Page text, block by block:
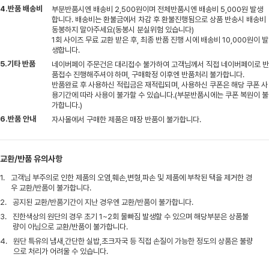
4.반품 배송비
부분반품시엔 배송비 2,500원이며 전체반품시엔 배송비 5,000원 발생
합니다. 배송비는 환불금에서 차감 후 환불진행됨으로 상품 반송시 배송비
동봉하지 말아주세요(동봉시 분실위험 있습니다)
1회 사이즈 무료 교환 받은 후, 최종 반품 진행 시에 배송비 10,000원이 발
생합니다.
5.기타 반품
네이버페이 주문건은 대리접수 불가하여 고객님께서 직접 네이버페이로 반
품접수 진행해주셔야 하며, 구매확정 이후엔 반품처리 불가합니다.
반품완료 후 사용하신 적립금은 재적립되며, 사용하신 쿠폰은 해당 쿠폰 사
용기간에 따라 사용이 불가할 수 있습니다.(부분반품시에는 쿠폰 복원이 불
가합니다.)
6.반품 안내
자사몰에서 구매한 제품은 매장 반품이 불가합니다.
교환/반품 유의사항
1.
고객님 부주의로 인한 제품의 오염,훼손,변형,파손 및 제품에 부착된 택을 제거한 경
우 교환/반품이 불가합니다.
2.
공지된 교환/반품기간이 지난 경우엔 교환/반품이 불가합니다.
3.
진한색상의 원단의 경우 초기 1~2회 물빠짐 발생할 수 있으며 해당부분은 상품불
량이 아님으로 교환/반품이 불가합니다.
4.
원단 특유의 냄새,간단한 실밥,초크자국 등 직접 손질이 가능한 정도의 상품은 불량
으로 처리가 어려울 수 있습니다.